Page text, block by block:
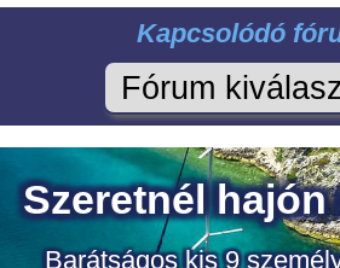
Kapcsolódó